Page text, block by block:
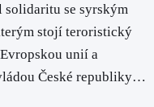
solidaritu se syrským
stojí teroristický
unií a
České republiky…